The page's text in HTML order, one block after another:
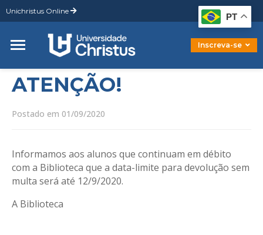
Unichristus Online
Inscreva-se
Graduação
Pós-Graduação
Mestrado
Doutorado
ATENÇÃO!
Postado em 01/09/2020
Informamos aos alunos que continuam em débito
com a Biblioteca que a data-limite para devolução sem
multa será até 12/9/2020.
A Biblioteca
PT